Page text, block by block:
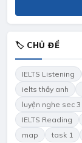
🏷 CHỦ ĐỀ
IELTS Listening
ielts thầy anh
luyện nghe sec 3
IELTS Reading
map
task 1